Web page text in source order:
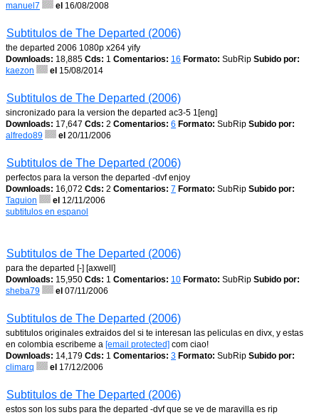
manuel7
el 16/08/2008
Subtitulos de The Departed (2006)
the departed 2006 1080p x264 yify
Downloads: 18,885 Cds: 1 Comentarios: 16 Formato: SubRip Subido por:
kaezon
el 15/08/2014
Subtitulos de The Departed (2006)
sincronizado para la version the departed ac3-5 1[eng]
Downloads: 17,647 Cds: 2 Comentarios: 6 Formato: SubRip Subido por:
alfredo89
el 20/11/2006
Subtitulos de The Departed (2006)
perfectos para la verson the departed -dvf enjoy
Downloads: 16,072 Cds: 2 Comentarios: 7 Formato: SubRip Subido por:
Taquion
el 12/11/2006
subtitulos en espanol
Subtitulos de The Departed (2006)
para the departed [-] [axwell]
Downloads: 15,950 Cds: 1 Comentarios: 10 Formato: SubRip Subido por:
sheba79
el 07/11/2006
Subtitulos de The Departed (2006)
subtitulos originales extraidos del si te interesan las peliculas en divx, y estas
en colombia escribeme a [email protected] com ciao!
Downloads: 14,179 Cds: 1 Comentarios: 3 Formato: SubRip Subido por:
climarq
el 17/12/2006
Subtitulos de The Departed (2006)
estos son los subs para the departed -dvf que se ve de maravilla es rip